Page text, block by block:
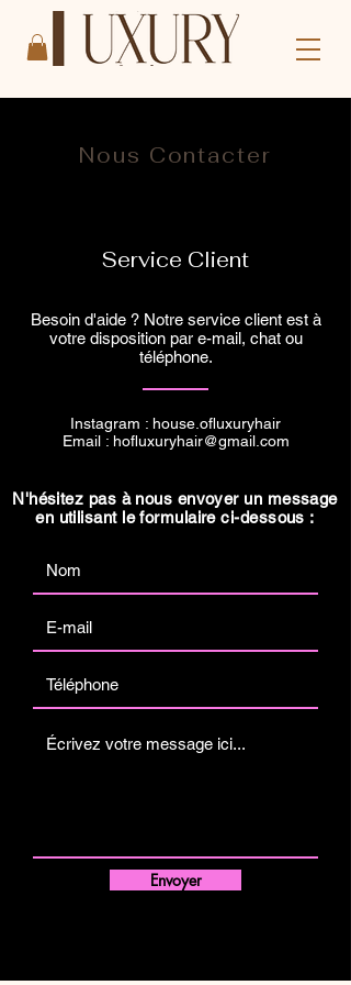
Nous Contacter
Service Client
Besoin d'aide ? Notre service client est à
votre disposition par e-mail, chat ou
téléphone.
Instagram : house.ofluxuryhair
Email : hofluxuryhair@gmail.com
N'hésitez pas à nous envoyer un message
en utilisant le formulaire ci-dessous :
Envoyer